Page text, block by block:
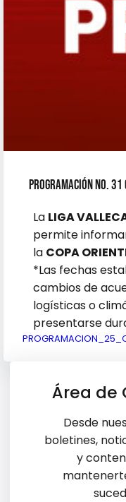
PROGRAMACIÓN No. 31
La LIGA
permite
la COPA
*Las fechas
cambios de
logísticas o
presentarse
Área de
Desde
boletines,
y